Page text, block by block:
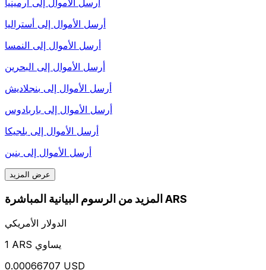
أرسل الأموال إلى أرمينيا
أرسل الأموال إلى أستراليا
أرسل الأموال إلى النمسا
أرسل الأموال إلى البحرين
أرسل الأموال إلى بنجلاديش
أرسل الأموال إلى باربادوس
أرسل الأموال إلى بلجيكا
أرسل الأموال إلى بنين
عرض المزيد
المزيد من الرسوم البيانية المباشرة ARS
الدولار الأمريكي
1 ARS يساوي
0.00066707 USD